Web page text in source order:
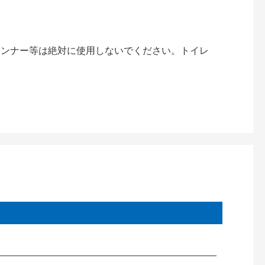
ナー等は絶対に使用しないでください。トイレ